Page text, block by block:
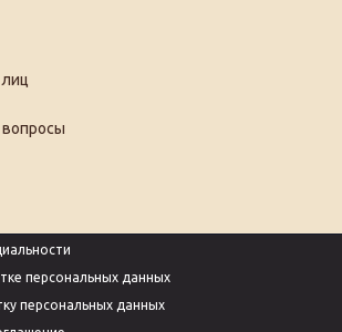
персональных данных
персональных данных